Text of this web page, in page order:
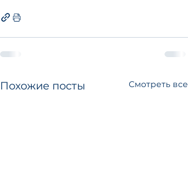
Похожие посты Смотреть все